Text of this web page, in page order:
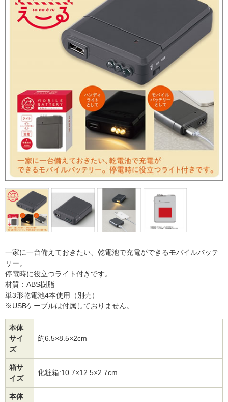
一家に一台備えておきたい、乾電池で充電ができるモバイルバッテ
リー。
停電時に役立つライト付きです。
材質：ABS樹脂
単3形乾電池4本使用（別売）
※USBケーブルは付属しておりません。
本体
サイ
ズ
約6.5×8.5×2cm
箱サ
イズ
化粧箱:10.7×12.5×2.7cm
本体